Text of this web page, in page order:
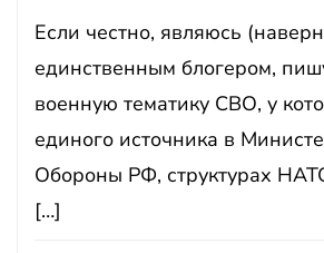
Если честно, являюсь
единственным блогером,
военную тематику СВО, у
единого источника в
Обороны РФ, структурах
[…]